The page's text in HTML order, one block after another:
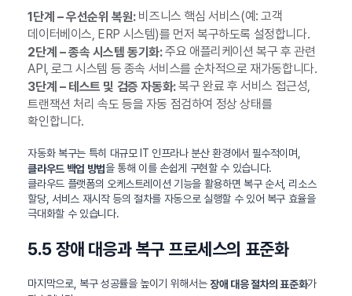
1단계 – 우선순위 복원:비즈니스 핵심 서비스(예: 고객
데이터베이스, ERP 시스템)를 먼저 복구하도록 설정합니다.
2단계 – 종속 시스템 동기화:주요 애플리케이션 복구 후 관련
API, 로그 시스템 등 종속 서비스를 순차적으로 재가동합니다.
3단계 – 테스트 및 검증 자동화:복구 완료 후 서비스 접근성,
트랜잭션 처리 속도 등을 자동 점검하여 정상 상태를
확인합니다.
자동화 복구는 특히 대규모 IT 인프라나 분산 환경에서 필수적이며,
클라우드 백업 방법을 통해 이를 손쉽게 구현할 수 있습니다.
클라우드 플랫폼의 오케스트레이션 기능을 활용하면 복구 순서, 리소스
할당, 서비스 재시작 등의 절차를 자동으로 실행할 수 있어 복구 효율을
극대화할 수 있습니다.
5.5 장애 대응과 복구 프로세스의 표준화
마지막으로, 복구 성공률을 높이기 위해서는장애 대응 절차의 표준화가